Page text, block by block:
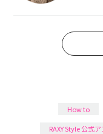
How to
RAXY Style 公式